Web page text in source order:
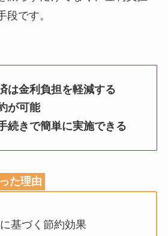
段です。
は金利負担を軽減する
が可能
続きで簡単に実施できる
た理由
基づく節約効果